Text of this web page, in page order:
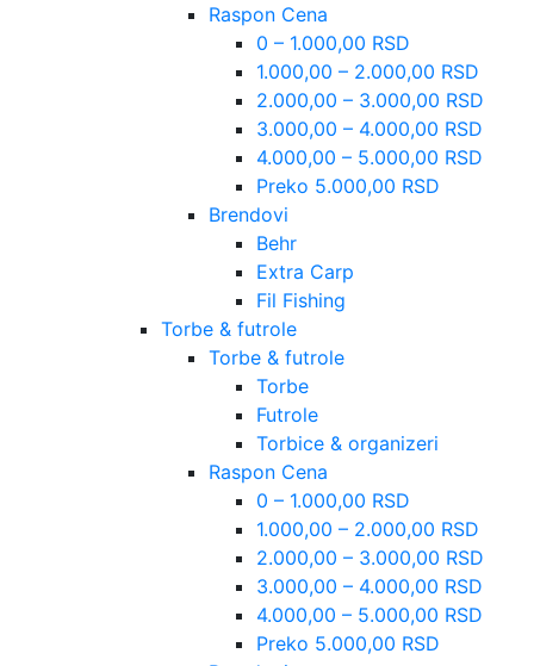
Raspon Cena
0 – 1.000,00 RSD
1.000,00 – 2.000,00 RSD
2.000,00 – 3.000,00 RSD
3.000,00 – 4.000,00 RSD
4.000,00 – 5.000,00 RSD
Preko 5.000,00 RSD
Brendovi
Behr
Extra Carp
Fil Fishing
Torbe & futrole
Torbe & futrole
Torbe
Futrole
Torbice & organizeri
Raspon Cena
0 – 1.000,00 RSD
1.000,00 – 2.000,00 RSD
2.000,00 – 3.000,00 RSD
3.000,00 – 4.000,00 RSD
4.000,00 – 5.000,00 RSD
Preko 5.000,00 RSD